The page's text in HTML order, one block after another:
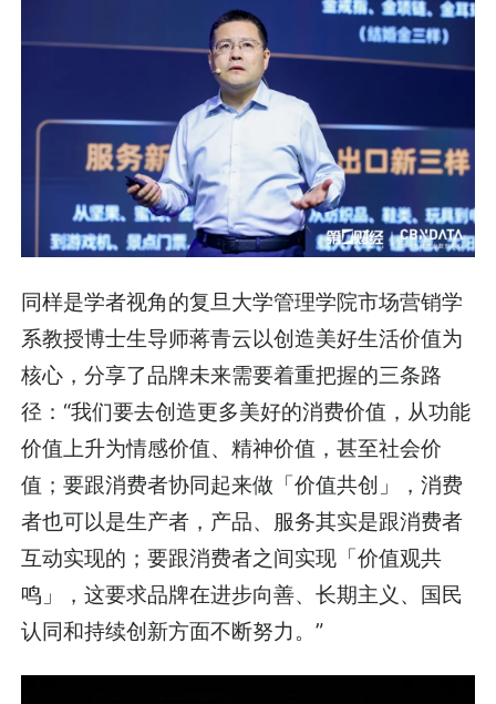
同样是学者视角的复旦大学管理学院市场营销学
系教授博士生导师蒋青云以创造美好生活价值为
核心，分享了品牌未来需要着重把握的三条路
径：“我们要去创造更多美好的消费价值，从功能
价值上升为情感价值、精神价值，甚至社会价
值；要跟消费者协同起来做「价值共创」，消费
者也可以是生产者，产品、服务其实是跟消费者
互动实现的；要跟消费者之间实现「价值观共
鸣」，这要求品牌在进步向善、长期主义、国民
认同和持续创新方面不断努力。”